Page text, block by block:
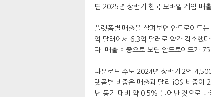
면 2025년 상반기 한국 모바일 게임 매
플랫폼별 매출을 살펴보면 안드로이드
억 달러에서 6.3억 달러로 약간 감소했
다. 매출 비중으로 보면 안드로이드가
다운로드 수도 2024년 상반기 2억
랫폼별 비중은 매출과 달리 iOS 비중
년 동기 대비 약 0.5% 늘어난 것으로 나